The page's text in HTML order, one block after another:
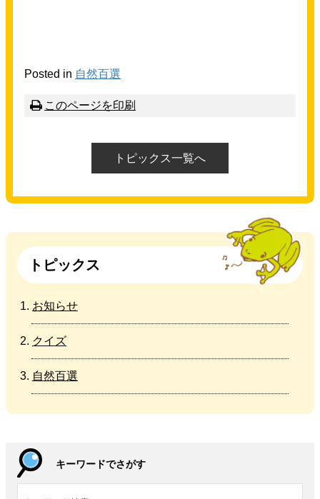
Posted in 自然百選
このページを印刷
トピックス一覧へ
トピックス
お知らせ
クイズ
自然百選
キーワードでさがす